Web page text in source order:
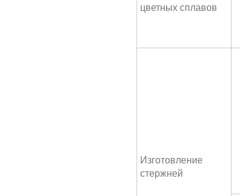
цветных сплавов
Изготовление
стержней